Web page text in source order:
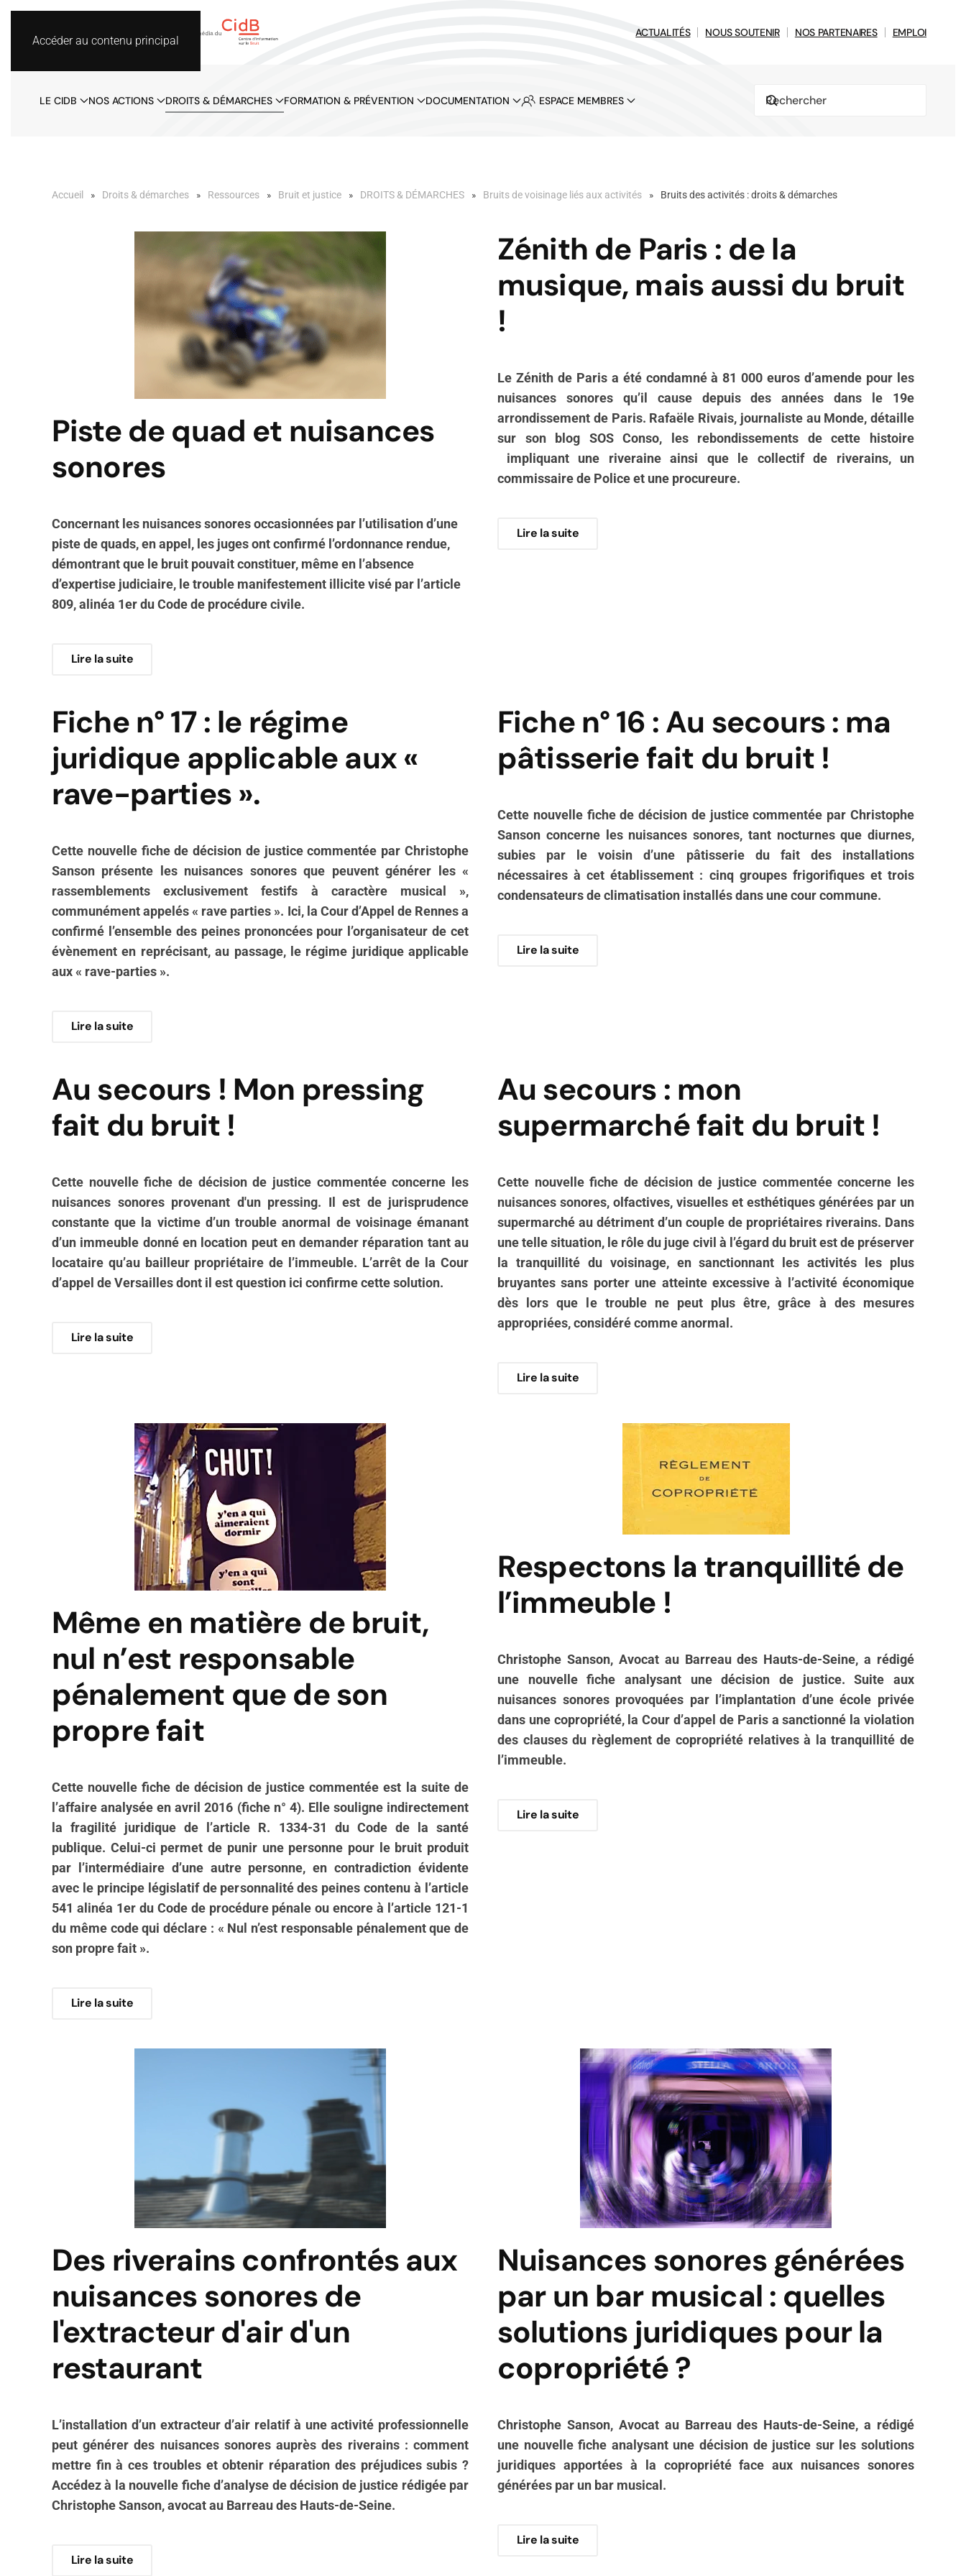
Accéder au contenu principal
ACTUALITÉS NOUS SOUTENIR NOS PARTENAIRES EMPLOI
LE CIDB NOS ACTIONS DROITS & DÉMARCHES FORMATION & PRÉVENTION DOCUMENTATION ESPACE MEMBRES
Accueil Droits & démarches Ressources Bruit et justice DROITS & DÉMARCHES Bruits de voisinage liés aux activités Bruits des activités : droits & démarches
Piste de quad et nuisances
sonores
Concernant les nuisances sonores occasionnées par l’utilisation d’une
piste de quads, en appel, les juges ont confirmé l’ordonnance rendue,
démontrant que le bruit pouvait constituer, même en l’absence
d’expertise judiciaire, le trouble manifestement illicite visé par l’article
809, alinéa 1er du Code de procédure civile.
Lire la suite
Zénith de Paris : de la
musique, mais aussi du bruit
!
Le Zénith de Paris a été condamné à 81 000 euros d’amende pour les
nuisances sonores qu’il cause depuis des années dans le 19e
arrondissement de Paris. Rafaële Rivais, journaliste au Monde, détaille
sur son blog SOS Conso, les rebondissements de cette histoire
impliquant une riveraine ainsi que le collectif de riverains, un
commissaire de Police et une procureure.
Lire la suite
Fiche n° 17 : le régime
juridique applicable aux «
rave-parties ».
Cette nouvelle fiche de décision de justice commentée par Christophe
Sanson présente les nuisances sonores que peuvent générer les «
rassemblements exclusivement festifs à caractère musical »,
communément appelés « rave parties ». Ici, la Cour d’Appel de Rennes a
confirmé l’ensemble des peines prononcées pour l’organisateur de cet
évènement en reprécisant, au passage, le régime juridique applicable
aux « rave-parties ».
Lire la suite
Fiche n° 16 : Au secours : ma
pâtisserie fait du bruit !
Cette nouvelle fiche de décision de justice commentée par Christophe
Sanson concerne les nuisances sonores, tant nocturnes que diurnes,
subies par le voisin d’une pâtisserie du fait des installations
nécessaires à cet établissement : cinq groupes frigorifiques et trois
condensateurs de climatisation installés dans une cour commune.
Lire la suite
Au secours ! Mon pressing
fait du bruit !
Cette nouvelle fiche de décision de justice commentée concerne les
nuisances sonores provenant d'un pressing. Il est de jurisprudence
constante que la victime d’un trouble anormal de voisinage émanant
d’un immeuble donné en location peut en demander réparation tant au
locataire qu’au bailleur propriétaire de l’immeuble. L’arrêt de la Cour
d’appel de Versailles dont il est question ici confirme cette solution.
Lire la suite
Au secours : mon
supermarché fait du bruit !
Cette nouvelle fiche de décision de justice commentée concerne les
nuisances sonores, olfactives, visuelles et esthétiques générées par un
supermarché au détriment d’un couple de propriétaires riverains. Dans
une telle situation, le rôle du juge civil à l’égard du bruit est de préserver
la tranquillité du voisinage, en sanctionnant les activités les plus
bruyantes sans porter une atteinte excessive à l’activité économique
dès lors que le trouble ne peut plus être, grâce à des mesures
appropriées, considéré comme anormal.
Lire la suite
Même en matière de bruit,
nul n’est responsable
pénalement que de son
propre fait
Cette nouvelle fiche de décision de justice commentée est la suite de
l’affaire analysée en avril 2016 (fiche n° 4). Elle souligne indirectement
la fragilité juridique de l’article R. 1334-31 du Code de la santé
publique. Celui-ci permet de punir une personne pour le bruit produit
par l’intermédiaire d’une autre personne, en contradiction évidente
avec le principe législatif de personnalité des peines contenu à l’article
541 alinéa 1er du Code de procédure pénale ou encore à l’article 121-1
du même code qui déclare : « Nul n’est responsable pénalement que de
son propre fait ».
Lire la suite
Respectons la tranquillité de
l’immeuble !
Christophe Sanson, Avocat au Barreau des Hauts-de-Seine, a rédigé
une nouvelle fiche analysant une décision de justice. Suite aux
nuisances sonores provoquées par l’implantation d’une école privée
dans une copropriété, la Cour d’appel de Paris a sanctionné la violation
des clauses du règlement de copropriété relatives à la tranquillité de
l’immeuble.
Lire la suite
Des riverains confrontés aux
nuisances sonores de
l'extracteur d'air d'un
restaurant
L’installation d’un extracteur d’air relatif à une activité professionnelle
peut générer des nuisances sonores auprès des riverains : comment
mettre fin à ces troubles et obtenir réparation des préjudices subis ?
Accédez à la nouvelle fiche d’analyse de décision de justice rédigée par
Christophe Sanson, avocat au Barreau des Hauts-de-Seine.
Lire la suite
Nuisances sonores générées
par un bar musical : quelles
solutions juridiques pour la
copropriété ?
Christophe Sanson, Avocat au Barreau des Hauts-de-Seine, a rédigé
une nouvelle fiche analysant une décision de justice sur les solutions
juridiques apportées à la copropriété face aux nuisances sonores
générées par un bar musical.
Lire la suite